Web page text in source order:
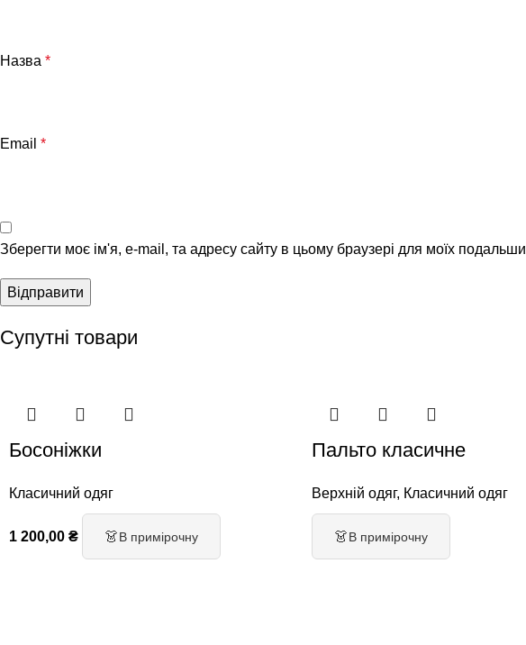
Назва *
Email *
Зберегти моє ім'я, e-mail, та адресу сайту в цьому браузері для моїх
Супутні товари
Босоніжки
Класичний одяг
1 200,00 ₴ 👗В примірочну
Пальто класичне
Верхній одяг, Класичний одяг
👗В примірочну